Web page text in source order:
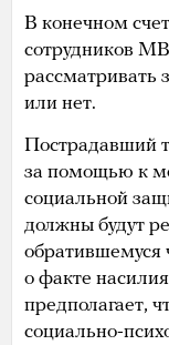
В конечном
сотрудников
рассматривать
или нет.
Пострадавший
за помощью к
социальной
должны будут
обратившемуся
о факте
предполагает,
социально-